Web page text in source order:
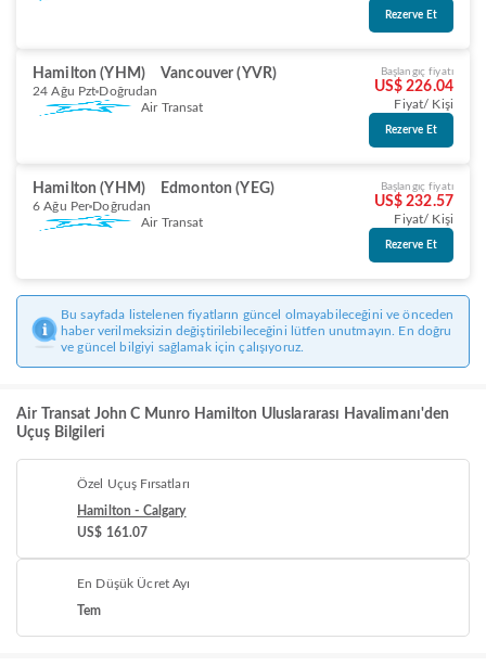
Rezerve Et
Hamilton (YHM) Vancouver (YVR)
24 Ağu Pzt Doğrudan
Air Transat
Başlangıç fiyatı
US$ 226.04
Fiyat/ Kişi
Rezerve Et
Hamilton (YHM) Edmonton (YEG)
6 Ağu Per Doğrudan
Air Transat
Başlangıç fiyatı
US$ 232.57
Fiyat/ Kişi
Rezerve Et
Bu sayfada listelenen fiyatların güncel olmayabileceğini ve önceden
haber verilmeksizin değiştirilebileceğini lütfen unutmayın. En doğru
ve güncel bilgiyi sağlamak için çalışıyoruz.
Air Transat John C Munro Hamilton Uluslararası Havalimanı'den
Uçuş Bilgileri
Özel Uçuş Fırsatları
Hamilton - Calgary
US$ 161.07
En Düşük Ücret Ayı
Tem